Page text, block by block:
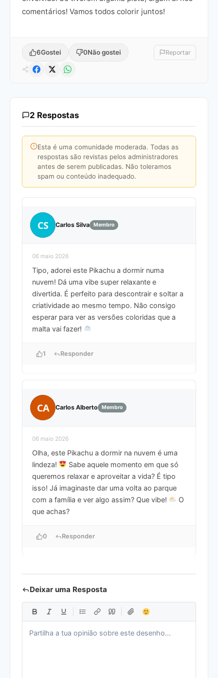
comentários! Vamos todos colorir juntos!
6Gostei 0Não gostei Reportar
2 Respostas
Esta é uma comunidade moderada. Todas as
respostas são revistas pelos administradores
antes de serem publicadas. Não toleramos
spam ou conteúdo inadequado.
CS Carlos Silva Membro
06 maio 2026
Tipo, adorei este Pikachu a dormir numa
nuvem! Dá uma vibe super relaxante e
divertida. É perfeito para descontrair e soltar a
criatividade ao mesmo tempo. Não consigo
esperar para ver as versões coloridas que a
malta vai fazer!
1 Responder
CA Carlos Alberto Membro
06 maio 2026
Olha, este Pikachu a dormir na nuvem é uma
lindeza!
Sabe aquele momento em que só
queremos relaxar e aproveitar a vida? É tipo
isso! Já imaginaste dar uma volta ao parque
com a família e ver algo assim? Que vibe!
O
que achas?
0 Responder
Deixar uma Resposta